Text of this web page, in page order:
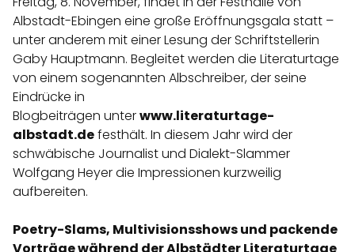
Albstadt-Ebingen eine große Eröffnungsgala statt –
unter anderem mit einer Lesung der Schriftstellerin
Gaby Hauptmann. Begleitet werden die Literaturtage
von einem sogenannten Albschreiber, der seine
Eindrücke in
Blogbeiträgen unterwww.literaturtage-
albstadt.defesthält. In diesem Jahr wird der
schwäbische Journalist und Dialekt-Slammer
Wolfgang Heyer die Impressionen kurzweilig
aufbereiten.
Poetry-Slams, Multivisionsshows und packende